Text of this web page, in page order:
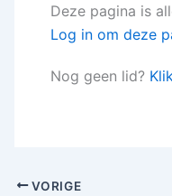
Deze pagina is
Log in om deze
Nog geen lid?
VORIGE